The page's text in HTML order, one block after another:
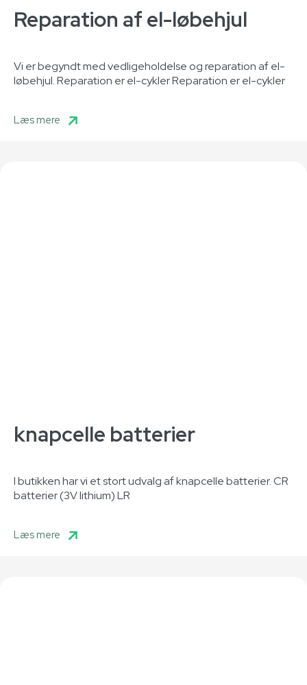
Reparation af el-løbehjul
Vi er begyndt med vedligeholdelse og reparation af el-
løbehjul. Reparation er el-cykler Reparation er el-cykler
Læs mere
knapcelle batterier
I butikken har vi et stort udvalg af knapcelle batterier. CR
batterier (3V lithium) LR
Læs mere